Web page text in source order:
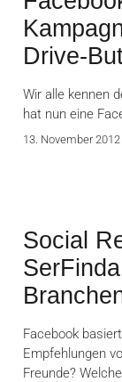
Drive-
Wir alle kennen
hat nun eine
13. November 2012
Social
Facebook
Empfehlungen
Freunde?